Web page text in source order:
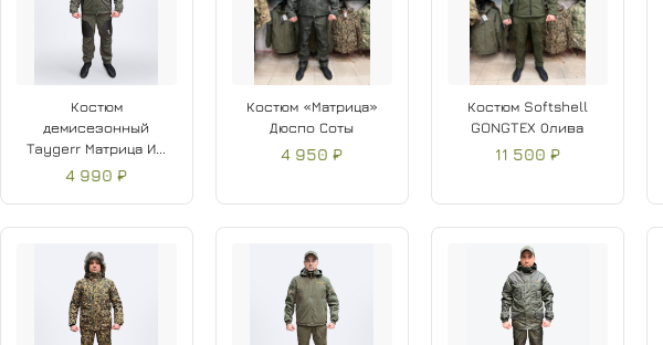
Костюм
демисезонный
Taygerr Матрица И...
4 990 ₽
Костюм «Матрица»
Дюспо Соты
4 950 ₽
Костюм Softshell
GONGTEX Олива
11 500 ₽